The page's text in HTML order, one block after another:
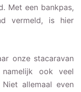
Met een bankpas,
vermeld, is hier
onze stacaravan
ook veel
allemaal even